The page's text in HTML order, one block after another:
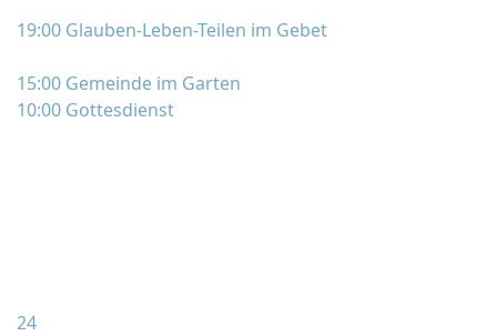
19:00 Glauben-Leben-Teilen im Gebet
15:00 Gemeinde im Garten
10:00 Gottesdienst
24